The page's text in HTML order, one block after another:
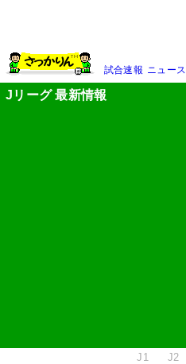
試合速報 ニュース
Jリーグ 最新情報
J1 J2